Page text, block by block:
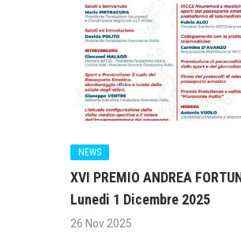
NEWS
XVI PREMIO ANDREA
Lunedi 1 Dicembre 2025
26 Nov 2025